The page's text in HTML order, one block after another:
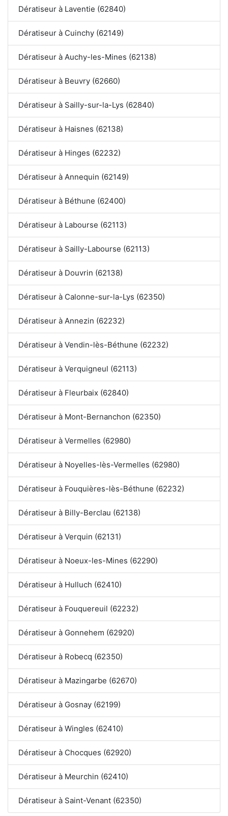
Dératiseur à Laventie (62840)
Dératiseur à Cuinchy (62149)
Dératiseur à Auchy-les-Mines (62138)
Dératiseur à Beuvry (62660)
Dératiseur à Sailly-sur-la-Lys (62840)
Dératiseur à Haisnes (62138)
Dératiseur à Hinges (62232)
Dératiseur à Annequin (62149)
Dératiseur à Béthune (62400)
Dératiseur à Labourse (62113)
Dératiseur à Sailly-Labourse (62113)
Dératiseur à Douvrin (62138)
Dératiseur à Calonne-sur-la-Lys (62350)
Dératiseur à Annezin (62232)
Dératiseur à Vendin-lès-Béthune (62232)
Dératiseur à Verquigneul (62113)
Dératiseur à Fleurbaix (62840)
Dératiseur à Mont-Bernanchon (62350)
Dératiseur à Vermelles (62980)
Dératiseur à Noyelles-lès-Vermelles (62980)
Dératiseur à Fouquières-lès-Béthune (62232)
Dératiseur à Billy-Berclau (62138)
Dératiseur à Verquin (62131)
Dératiseur à Noeux-les-Mines (62290)
Dératiseur à Hulluch (62410)
Dératiseur à Fouquereuil (62232)
Dératiseur à Gonnehem (62920)
Dératiseur à Robecq (62350)
Dératiseur à Mazingarbe (62670)
Dératiseur à Gosnay (62199)
Dératiseur à Wingles (62410)
Dératiseur à Chocques (62920)
Dératiseur à Meurchin (62410)
Dératiseur à Saint-Venant (62350)